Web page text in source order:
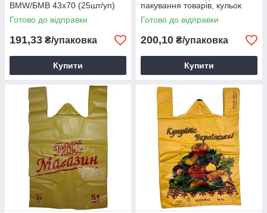
BMW/БМВ 43х70 (25шт/уп)
чорний
Готово до відправки
191,33 ₴/упаковка
Купити
пакування товарів, кульок
рожевий горох 37х40 (15мкм)
(100шт/уп)
Готово до відправки
200,10 ₴/упаковка
Купити